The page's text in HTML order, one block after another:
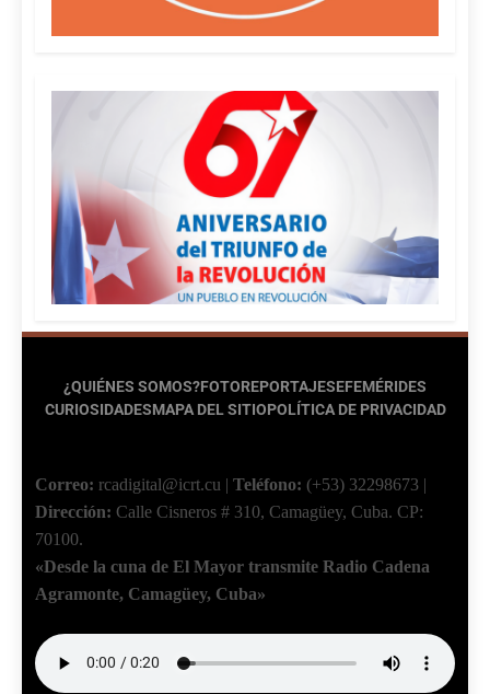
¿QUIÉNES SOMOS?FOTOREPORTAJESEFEMÉRIDES
CURIOSIDADESMAPA DEL SITIOPOLÍTICA DE PRIVACIDAD
Correo: rcadigital@icrt.cu | Teléfono: (+53) 32298673 |
Dirección: Calle Cisneros # 310, Camagüey, Cuba. CP:
70100.
«Desde la cuna de El Mayor transmite Radio Cadena
Agramonte, Camagüey, Cuba»